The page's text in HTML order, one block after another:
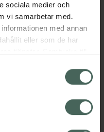
sociala medier och
vi samarbetar med.
med annan
eller som de har
samtycke påverkar inte
skett innan återkallelsen.
Visa
Visa